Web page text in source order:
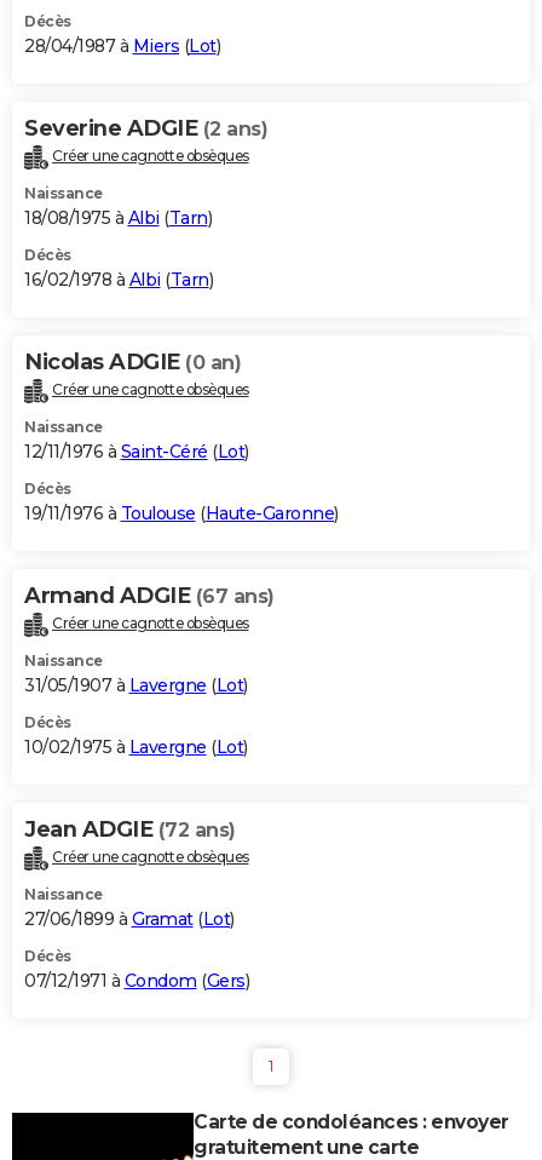
Décès
28/04/1987 à Miers (Lot)
Severine ADGIE (2 ans)
Créer une cagnotte obsèques
Naissance
18/08/1975 à Albi (Tarn)
Décès
16/02/1978 à Albi (Tarn)
Nicolas ADGIE (0 an)
Créer une cagnotte obsèques
Naissance
12/11/1976 à Saint-Céré (Lot)
Décès
19/11/1976 à Toulouse (Haute-Garonne)
Armand ADGIE (67 ans)
Créer une cagnotte obsèques
Naissance
31/05/1907 à Lavergne (Lot)
Décès
10/02/1975 à Lavergne (Lot)
Jean ADGIE (72 ans)
Créer une cagnotte obsèques
Naissance
27/06/1899 à Gramat(Lot)
Décès
07/12/1971 à Condom (Gers)
1
Carte de condoléances : envoyer
gratuitement une carte